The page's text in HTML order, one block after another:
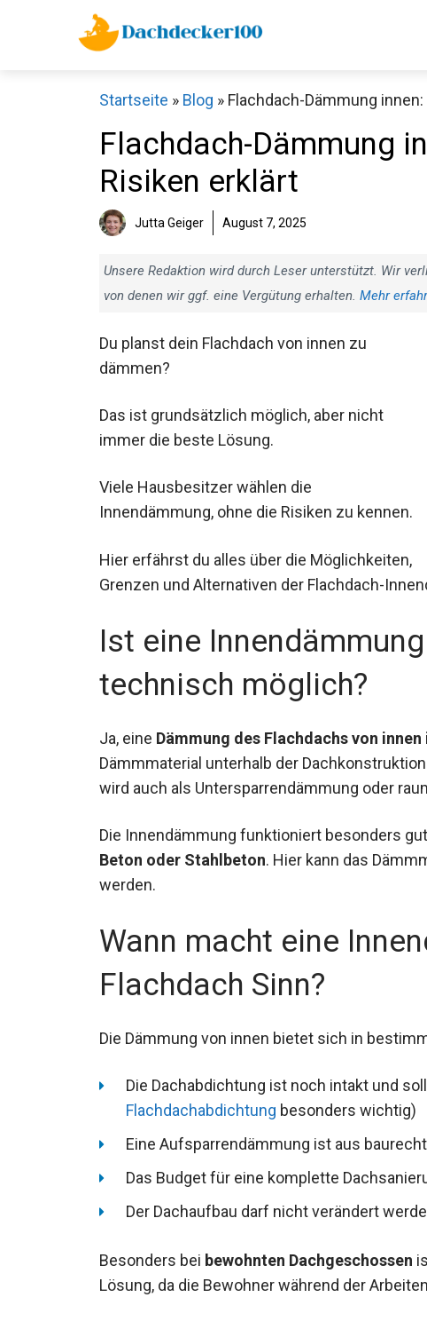
Startseite » Blog » Flachdach-Dämmung
Flachdach-Dämmung
Risiken erklärt
Jutta Geiger August 7, 2025
Unsere Redaktion wird durch Leser unterstützt. Wir
von denen wir ggf. eine Vergütung erhalten. Mehr
Du planst dein Flachdach von innen zu
dämmen?
Das ist grundsätzlich möglich, aber nicht
immer die beste Lösung.
Viele Hausbesitzer wählen die
Innendämmung, ohne die Risiken zu kennen.
Hier erfährst du alles über die Möglichkeiten,
Grenzen und Alternativen der Flachdach-
Ist eine
technisch möglich?
Ja, eine Dämmung des Flachdachs von
Dämmmaterial unterhalb der
wird auch als Untersparrendämmung oder
Die Innendämmung funktioniert besonders
Beton oder Stahlbeton. Hier kann das
werden.
Wann macht eine
Flachdach Sinn?
Die Dämmung von innen bietet sich in
Die Dachabdichtung ist noch intakt und
Flachdachabdichtung besonders wichtig)
Eine Aufsparrendämmung ist aus
Das Budget für eine komplette
Der Dachaufbau darf nicht verändert
Besonders bei bewohnten Dachgeschossen
Lösung, da die Bewohner während der